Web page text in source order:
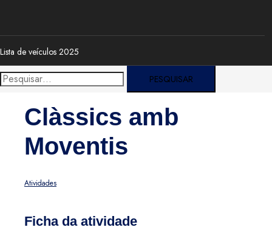
Lista de veículos 2025
Pesquisar
Clàssics amb
Moventis
Atividades
Ficha da atividade